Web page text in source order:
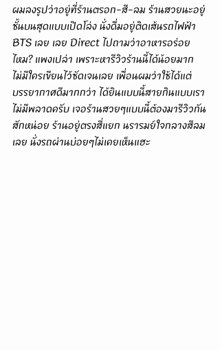
ผมลงรูปว่าอยู่ที่ร้านตรอก-สี-ลม ร้านสวยนะอยู่
ชั้นบนสุดแบบเปิดโล่ง นั่งดื่มอยู่ติดเส้นรถไฟฟ้า
BTS เลย เลย Direct ไปถามว่าอาหารอร่อย
ไหม? แพงเปล่า เพราะหารีวิวร้านนี้ได้น้อยมาก
ไม่มีใครเขียนไว้ชัดเจนเลย เพื่อนผมว่าใช้ได้แต่
บรรยากาศดีมากกว่า ได้ยินแบบนี้สายกินแบบเรา
ไม่มีพลาดครับ เจอร้านสวยๆแบบนี้ต้องมารีวิวกัน
สักหน่อย ร้านอยู่ตรงสี่แยก นรารมย์ใจกลางสีลม
เลย นั่งรถผ่านบ่อยๆไม่เคยเห็นแฮะ